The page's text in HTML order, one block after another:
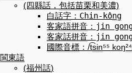
(四縣話， 包括苗栗和美濃)
白話字 ： Chin-kông
客家語拼音 ： jin
客家話拼音 ： jin
國際音標 ： /t͡sin⁵⁵ koŋ²⁴
閩東語
(福州話)